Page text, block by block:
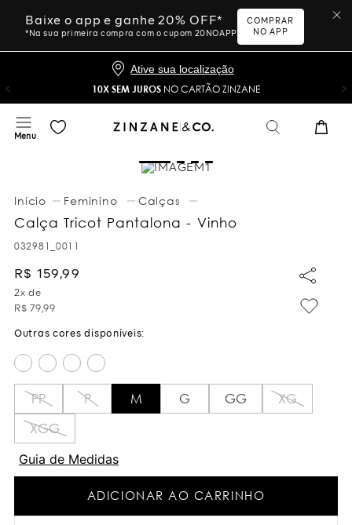
Baixe o app e ganhe 20% OFF*
*Na sua primeira compra com o cupom 20NOAPP
COMPRAR
NO APP
Ative sua localização
10X SEM JUROS NO CARTÃO ZINZANE
Feminino Calças
Calça Tricot Pantalona - Vinho
032981_0011
R$ 159,99
2x de
R$ 79,99
PP P M G GG
XG
XGG
Guia de Medidas
ADICIONAR AO CARRINHO